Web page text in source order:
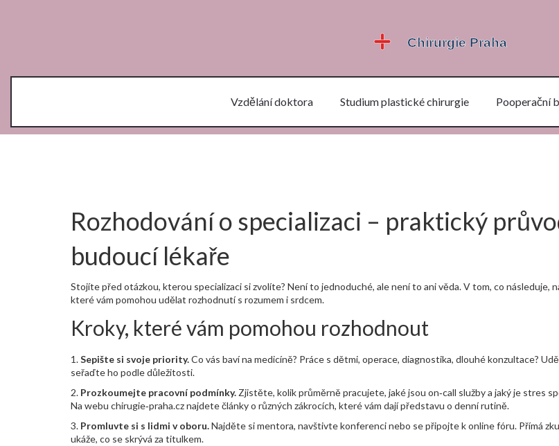
Vzdělání doktora Studium plastické chirurgie Pooperační
Rozhodování o specializaci – praktický
budoucí lékaře
Stojíte před otázkou, kterou specializaci si zvolíte? Není to jednoduché, ale není to ani věda. V tom, co následuje,
které vám pomohou udělat rozhodnutí s rozumem i srdcem.
Kroky, které vám pomohou rozhodnout
1.Sepište si svoje priority.Co vás baví na medicíně? Práce s dětmi, operace, diagnostika, dlouhé konzultace?
seřaďte ho podle důležitosti.
2. Prozkoumejte pracovní podmínky. Zjistěte, kolik průměrně pracujete, jaké jsou on‑call služby a jaký je stres
Na webu chirugie‑praha.cz najdete články o různých zákrocích, které vám dají představu o denní rutině.
3. Promluvte si s lidmi v oboru.Najděte si mentora, navštivte konferenci nebo se připojte k online fóru. Přímá
ukáže, co se skrývá za titulkem.